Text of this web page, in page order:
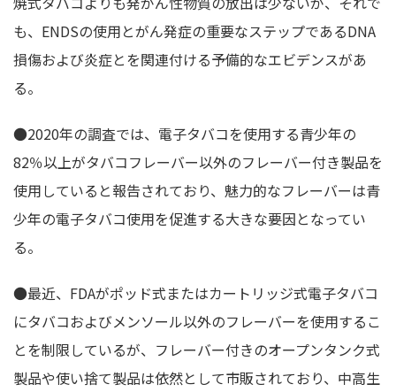
も、ENDSの使用とがん発症の重要なステップであるDNA
損傷および炎症とを関連付ける予備的なエビデンスがあ
る。
●2020年の調査では、電子タバコを使用する青少年の
82％以上がタバコフレーバー以外のフレーバー付き製品を
使用していると報告されており、魅力的なフレーバーは青
少年の電子タバコ使用を促進する大きな要因となってい
る。
●最近、FDAがポッド式またはカートリッジ式電子タバコ
にタバコおよびメンソール以外のフレーバーを使用するこ
とを制限しているが、フレーバー付きのオープンタンク式
製品や使い捨て製品は依然として市販されており、中高生